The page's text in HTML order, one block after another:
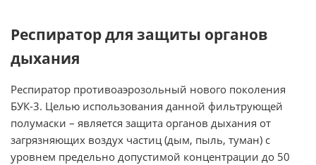
Респиратор для защиты органов
дыхания
Респиратор противоаэрозольный нового поколения
БУК-3. Целью использования данной фильтрующей
полумаски – является защита органов дыхания от
загрязняющих воздух частиц (дым, пыль, туман) с
уровнем предельно допустимой концентрации до 50